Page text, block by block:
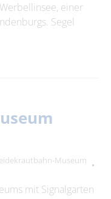
einer
Segel
Museum
mit Signalgarten